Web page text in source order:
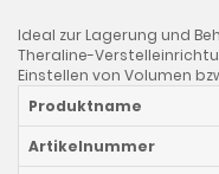
Ideal zur Lagerung und
Theraline-
Einstellen von Volumen
Produktname
Artikelnummer